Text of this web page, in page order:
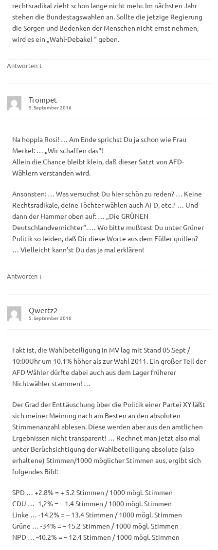
rechtsradikal zieht schon lange nicht mehr. Im nächsten Jahr
stehen die Bundestagswahlen an. Sollte die jetzige Regierung
die Sorgen und Bedenken der Menschen nicht ernst nehmen,
wird es ein „Wahl-Debakel “ geben.
Antworten ↓
Trompet
5. September 2016
Na hoppla Rosi! … Am Ende sprichst Du ja schon wie Frau
Merkel: … „Wir schaffen das“!
Allein die Chance bleibt klein, daß dieser Satzt von AFD-
Wählern verstanden wird.
Ansonsten: … Was versuchst Du hier schön zu reden? … Keine
Rechtsradikale, deine Töchter wählen auch AFD, etc.? … Und
dann der Hammer oben auf: … „Die GRÜNEN
Deutschlandvernichter“. … Wo bitte mußtest Du unter Grüner
Politik so leiden, daß Dir diese Worte aus dem Füller quillen?
… Vielleicht kann’st Du das ja mal erklären!
Antworten ↓
Qwertz2
5. September 2016
Fakt ist, die Wahlbeteiligung in MV lag mit Stand 05.Sept /
10:00Uhr um 10.1% höher als zur Wahl 2011. Ein großer Teil der
AFD Wähler dürfte dabei auch aus dem Lager früherer
Nichtwähler stammen! …
Der Grad der Enttäuschung über die Politik einer Partei XY läßt
sich meiner Meinung nach am Besten an den absoluten
Stimmenanzahl ablesen. Diese werden aber aus den amtlichen
Ergebnissen nicht transparent! … Rechnet man jetzt also mal
unter Berüchsichtigung der Wahlbeteiligung absolute (also
erhaltene) Stimmen/1000 möglicher Stimmen aus, ergibt sich
folgendes Bild:
SPD … +2.8% = + 5.2 Stimmen / 1000 mögl. Stimmen
CDU … -1,2% = – 1.4 Stimmen / 1000 mögl. Stimmen
Linke … -14.2% = – 13.4 Stimmen / 1000 mögl. Stimmen
Grüne … -34% = – 15.2 Stimmen / 1000 mögl. Stimmen
NPD … -40.2% = – 12.4 Stimmen / 1000 mögl. Stimmen